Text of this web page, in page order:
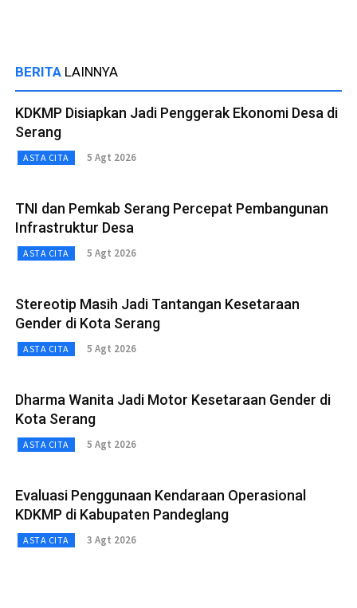
BERITA LAINNYA
KDKMP Disiapkan Jadi Penggerak Ekonomi Desa di
Serang
ASTA CITA 5 Agt 2026
TNI dan Pemkab Serang Percepat Pembangunan
Infrastruktur Desa
ASTA CITA 5 Agt 2026
Stereotip Masih Jadi Tantangan Kesetaraan
Gender di Kota Serang
ASTA CITA 5 Agt 2026
Dharma Wanita Jadi Motor Kesetaraan Gender di
Kota Serang
ASTA CITA 5 Agt 2026
Evaluasi Penggunaan Kendaraan Operasional
KDKMP di Kabupaten Pandeglang
ASTA CITA 3 Agt 2026